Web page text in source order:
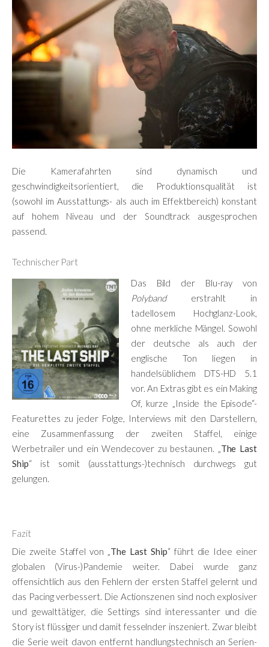
Die Kamerafahrten sind dynamisch und
geschwindigkeitsorientiert, die Produktionsqualität ist
(sowohl im Ausstattungs- als auch im Effektbereich) konstant
auf hohem Niveau und der Soundtrack ausgesprochen
passend.
Technischer Part
Das Bild der Blu-ray von
Polybanderstrahlt in
tadellosem Hochglanz-Look,
ohne merkliche Mängel. Sowohl
der deutsche als auch der
englische Ton liegen in
handelsüblichem DTS-HD 5.1
vor. An Extras gibt es ein Making
Of, kurze „Inside the Episode“-
Featurettes zu jeder Folge, Interviews mit den Darstellern,
eine Zusammenfassung der zweiten Staffel, einige
Werbetrailer und ein Wendecover zu bestaunen. „The Last
Ship“ ist somit (ausstattungs-)technisch durchwegs gut
gelungen.
Fazit
Die zweite Staffel von „The Last Ship“ führt die Idee einer
globalen (Virus-)Pandemie weiter. Dabei wurde ganz
offensichtlich aus den Fehlern der ersten Staffel gelernt und
das Pacing verbessert. Die Actionszenen sind noch explosiver
und gewalttätiger, die Settings sind interessanter und die
Story ist flüssiger und damit fesselnder inszeniert. Zwar bleibt
die Serie weit davon entfernt handlungstechnisch an Serien-